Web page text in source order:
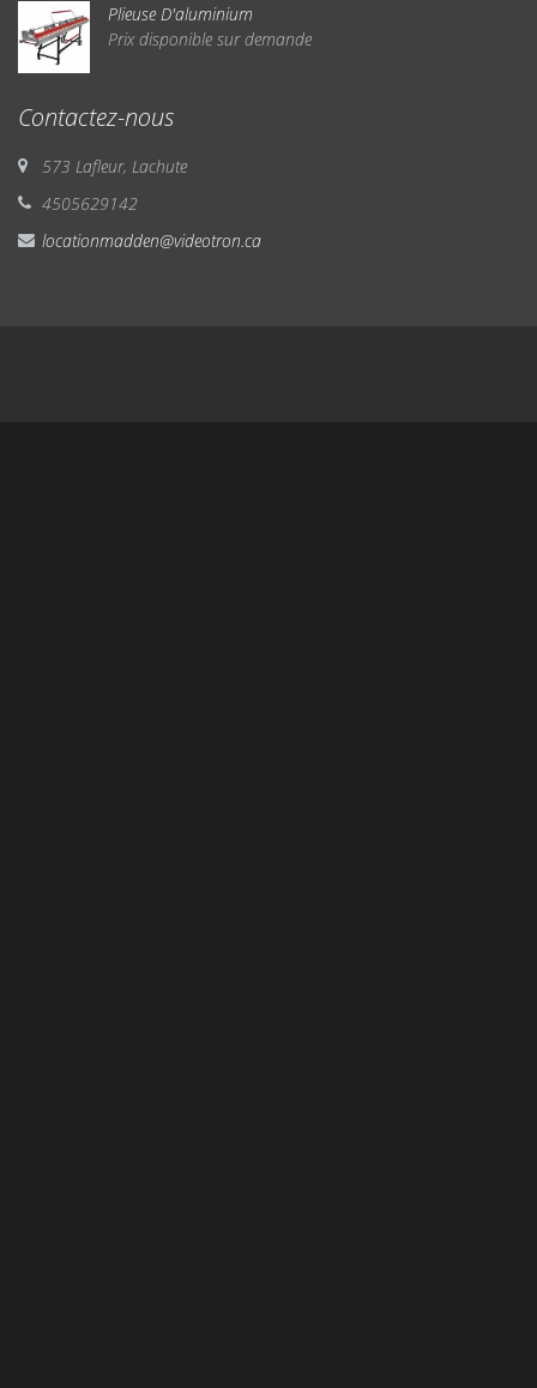
Plieuse D'aluminium
Prix disponible sur demande
Contactez-nous
573 Lafleur, Lachute
4505629142
locationmadden@videotron.ca